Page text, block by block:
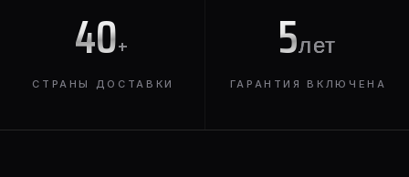
40+
СТРАНЫ ДОСТАВКИ
5лет
ГАРАНТИЯ ВКЛЮЧЕНА